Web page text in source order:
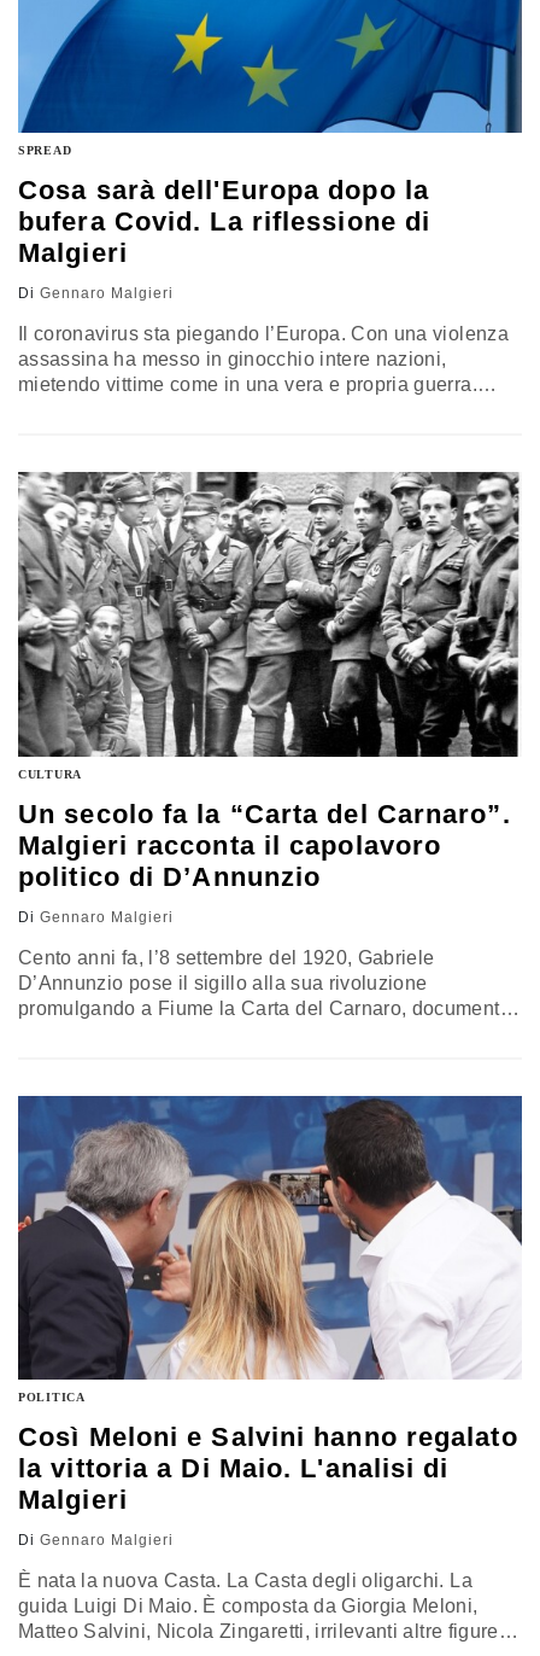
SPREAD
Cosa sarà dell'Europa dopo la
bufera Covid. La riflessione di
Malgieri
Di Gennaro Malgieri
Il coronavirus sta piegando l’Europa. Con una violenza
assassina ha messo in ginocchio intere nazioni,
mietendo vittime come in una vera e propria guerra.
purtroppo in taluni casi irreparabili, non si…
CULTURA
Un secolo fa la “Carta del Carnaro”.
Malgieri racconta il capolavoro
politico di D’Annunzio
Di Gennaro Malgieri
Cento anni fa, l’8 settembre del 1920, Gabriele
D’Annunzio pose il sigillo alla sua rivoluzione
promulgando a Fiume la Carta del Carnaro, documento
culturale. La Carta venne recepita e discussa come una
moderna…
POLITICA
Così Meloni e Salvini hanno regalato
la vittoria a Di Maio. L'analisi di
Malgieri
Di Gennaro Malgieri
È nata la nuova Casta. La Casta degli oligarchi. La
guida Luigi Di Maio. È composta da Giorgia Meloni,
Matteo Salvini, Nicola Zingaretti, irrilevanti altre figure